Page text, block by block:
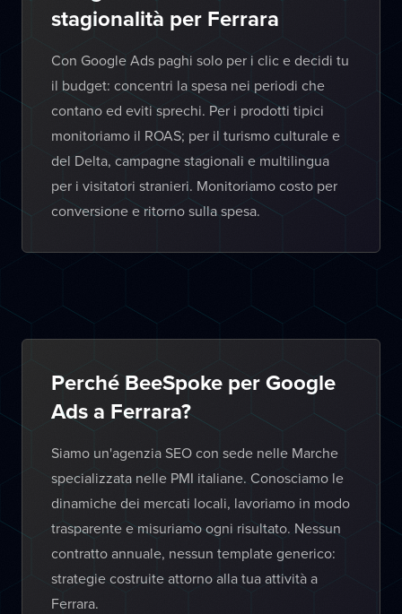
stagionalità per Ferrara
Con Google Ads paghi solo per i clic e decidi tu
il budget: concentri la spesa nei periodi che
contano ed eviti sprechi. Per i prodotti tipici
monitoriamo il ROAS; per il turismo culturale e
del Delta, campagne stagionali e multilingua
per i visitatori stranieri. Monitoriamo costo per
conversione e ritorno sulla spesa.
Perché BeeSpoke per Google
Ads a Ferrara?
Siamo un'agenzia SEO con sede nelle Marche
specializzata nelle PMI italiane. Conosciamo le
dinamiche dei mercati locali, lavoriamo in modo
trasparente e misuriamo ogni risultato. Nessun
contratto annuale, nessun template generico:
strategie costruite attorno alla tua attività a
Ferrara.